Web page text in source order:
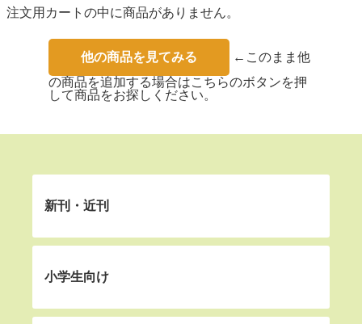
注文用カートの中に商品がありません。
他の商品を見てみる
←このまま他
の商品を追加する場合はこちらのボタンを押
して商品をお探しください。
新刊・近刊
小学生向け